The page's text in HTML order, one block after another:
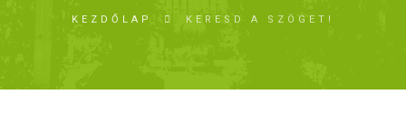
KEZDŐLAP KERESD A SZÖGET!